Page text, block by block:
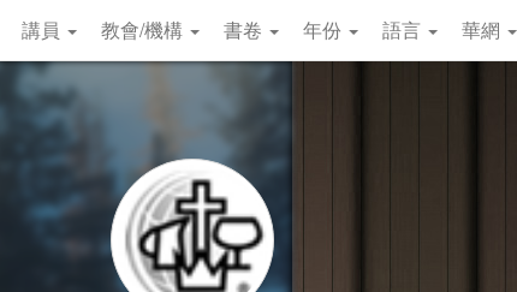
講員 教會/機構 書卷 年份 語言 華網